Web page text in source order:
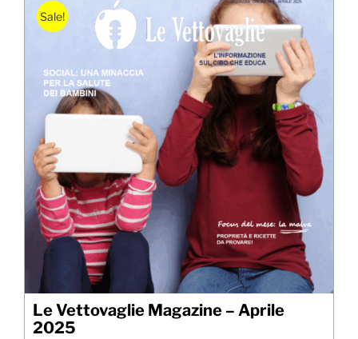
Sale!
Le Vettovaglie Magazine – Aprile
2025